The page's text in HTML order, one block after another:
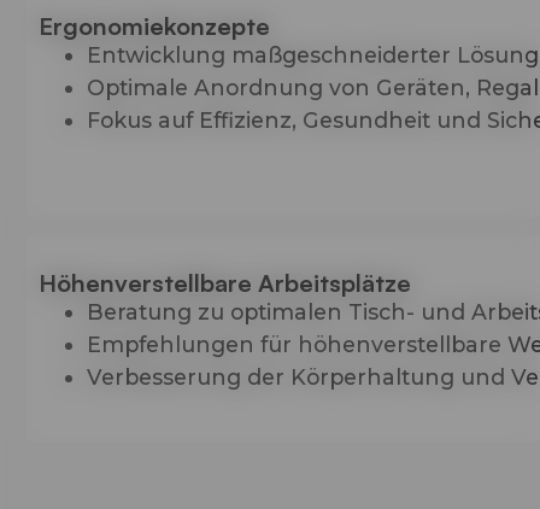
Ergonomiekonzepte
Entwicklung maßgeschneiderter
Optimale Anordnung von Geräten,
Fokus auf Effizienz, Gesundheit und
Höhenverstellbare Arbeitsplätze
Beratung zu optimalen Tisch- und
Empfehlungen für höhenverstellbare
Verbesserung der Körperhaltung und